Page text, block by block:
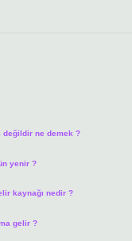
değildir ne demek ?
yenir ?
kaynağı nedir ?
gelir ?